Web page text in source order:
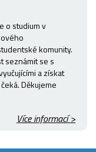
o studium v
komunity.
seznámit se s
a získat
Děkujeme
Více informací >